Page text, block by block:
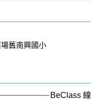
舊南興國小
BeClass